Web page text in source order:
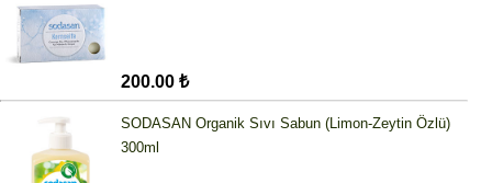
200.00 ₺
SODASAN Organik Sıvı Sabun (Limon-Zeytin Özlü)
300ml